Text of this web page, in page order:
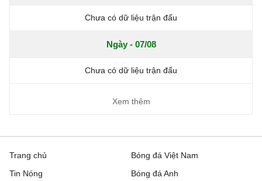
Chưa có dữ liệu trận đấu
Ngày - 07/08
Chưa có dữ liệu trận đấu
Xem thêm
Trang chủ
Tin Nóng
Bóng đá Việt Nam
Bóng đá Anh